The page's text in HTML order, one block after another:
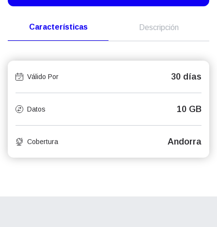
Características Descripción
Válido Por 30 días
Datos 10 GB
Cobertura Andorra